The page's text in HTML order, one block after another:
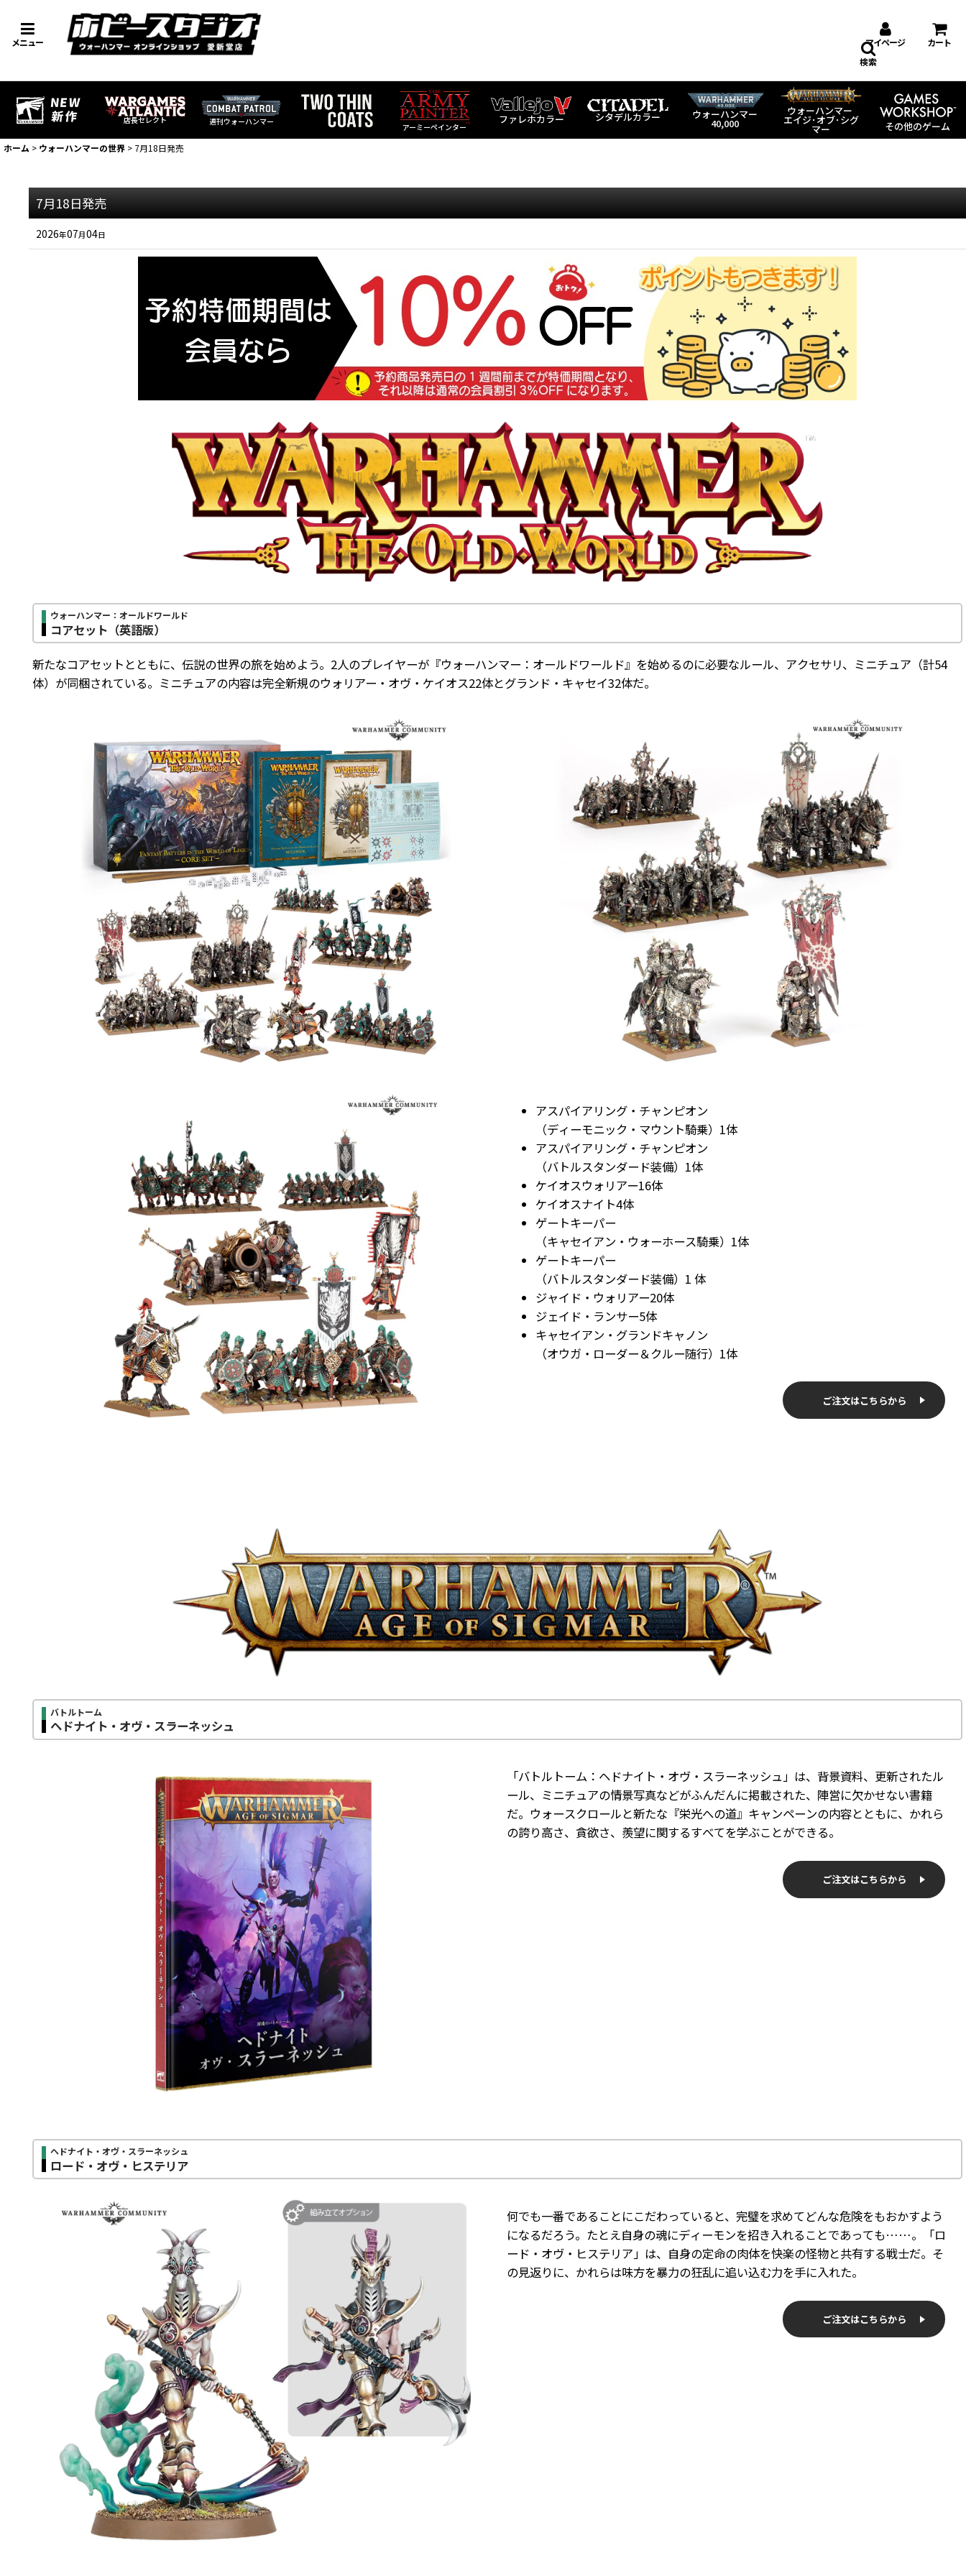
メニュー マイページ カート
店長セレクト 週刊ウォーハンマー
アーミーペインター
ファレホカラー シタデルカラー ウォーハンマー
40,000
ウォーハンマー
エイジ･オブ･シグ
マー その他のゲーム
検索
ホーム > ウォーハンマーの世界 > 7月18日発売
7月18日発売
2026年07月04日
ウォーハンマー：オールドワールド
コアセット（英語版）
新たなコアセットとともに、伝説の世界の旅を始めよう。2人のプレイヤーが『ウォーハンマー：オールドワールド』を始めるのに必要なルール、アクセサリ、ミニチュア（計54
体）が同梱されている。ミニチュアの内容は完全新規のウォリアー・オヴ・ケイオス22体とグランド・キャセイ32体だ。
アスパイアリング・チャンピオン
（ディーモニック・マウント騎乗）1体
アスパイアリング・チャンピオン
（バトルスタンダード装備）1体
ケイオスウォリアー16体
ケイオスナイト4体
ゲートキーパー
（キャセイアン・ウォーホース騎乗）1体
ゲートキーパー
（バトルスタンダード装備）1 体
ジャイド・ウォリアー20体
ジェイド・ランサー5体
キャセイアン・グランドキャノン
（オウガ・ローダー＆クルー随行）1体
ご注文はこちらから
バトルトーム
ヘドナイト・オヴ・スラーネッシュ
「バトルトーム：ヘドナイト・オヴ・スラーネッシュ」は、背景資料、更新されたル
ール、ミニチュアの情景写真などがふんだんに掲載された、陣営に欠かせない書籍
だ。ウォースクロールと新たな『栄光への道』キャンペーンの内容とともに、かれら
の誇り高さ、貪欲さ、羨望に関するすべてを学ぶことができる。
ご注文はこちらから
ヘドナイト・オヴ・スラーネッシュ
ロード・オヴ・ヒステリア
何でも一番であることにこだわっていると、完璧を求めてどんな危険をもおかすよう
になるだろう。たとえ自身の魂にディーモンを招き入れることであっても……。「ロ
ード・オヴ・ヒステリア」は、自身の定命の肉体を快楽の怪物と共有する戦士だ。そ
の見返りに、かれらは味方を暴力の狂乱に追い込む力を手に入れた。
ご注文はこちらから